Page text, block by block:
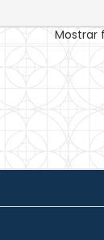
Mostrar